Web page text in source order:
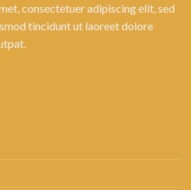
consectetuer adipiscing elit, sed
tincidunt ut laoreet dolore